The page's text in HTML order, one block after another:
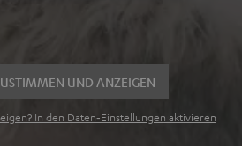
UND ANZEIGEN
In den Daten‑Einstellungen aktivieren